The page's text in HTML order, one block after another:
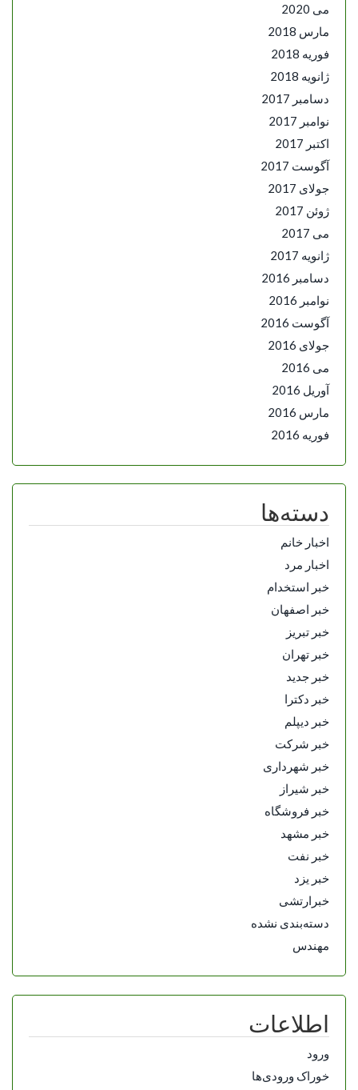
می 2020
مارس 2018
فوریه 2018
ژانویه 2018
دسامبر 2017
نوامبر 2017
اکتبر 2017
آگوست 2017
جولای 2017
ژوئن 2017
می 2017
ژانویه 2017
دسامبر 2016
نوامبر 2016
آگوست 2016
جولای 2016
می 2016
آوریل 2016
مارس 2016
فوریه 2016
دسته‌ها
اخبار خانم
اخبار مرد
خبر استخدام
خبر اصفهان
خبر تبریز
خبر تهران
خبر جدید
خبر دکترا
خبر دیپلم
خبر شرکت
خبر شهرداری
خبر شیراز
خبر فروشگاه
خبر مشهد
خبر نفت
خبر یزد
خبرارتشی
دسته‌بندی نشده
مهندس
اطلاعات
ورود
خوراک ورودی‌ها